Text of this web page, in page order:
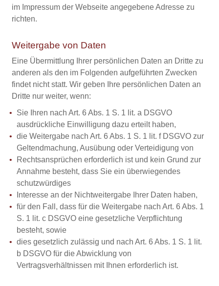
im Impressum der Webseite angegebene Adresse zu
richten.
Weitergabe von Daten
Eine Übermittlung Ihrer persönlichen Daten an Dritte zu
anderen als den im Folgenden aufgeführten Zwecken
findet nicht statt. Wir geben Ihre persönlichen Daten an
Dritte nur weiter, wenn:
Sie Ihren nach Art. 6 Abs. 1 S. 1 lit. a DSGVO
ausdrückliche Einwilligung dazu erteilt haben,
die Weitergabe nach Art. 6 Abs. 1 S. 1 lit. f DSGVO zur
Geltendmachung, Ausübung oder Verteidigung von
Rechtsansprüchen erforderlich ist und kein Grund zur
Annahme besteht, dass Sie ein überwiegendes
schutzwürdiges
Interesse an der Nichtweitergabe Ihrer Daten haben,
für den Fall, dass für die Weitergabe nach Art. 6 Abs. 1
S. 1 lit. c DSGVO eine gesetzliche Verpflichtung
besteht, sowie
dies gesetzlich zulässig und nach Art. 6 Abs. 1 S. 1 lit.
b DSGVO für die Abwicklung von
Vertragsverhältnissen mit Ihnen erforderlich ist.